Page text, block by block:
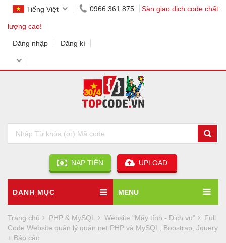
Tiếng Việt 0966.361.875 Sàn giao dịch code chất
lượng cao!
Đăng nhập Đăng kí
NẠP TIỀN UPLOAD
DANH MỤC MENU
Trang chủ PHP & MySQL Website "Máy tính - Dịch vụ"
Full
Code Website quản lý quán net PHP và MySQL, Boostrap, Jquery
+ Báo cáo